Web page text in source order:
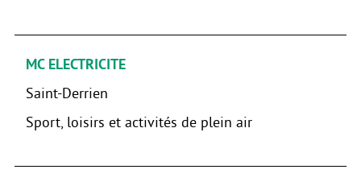
MC ELECTRICITE
Saint-Derrien
Sport, loisirs et activités de plein air